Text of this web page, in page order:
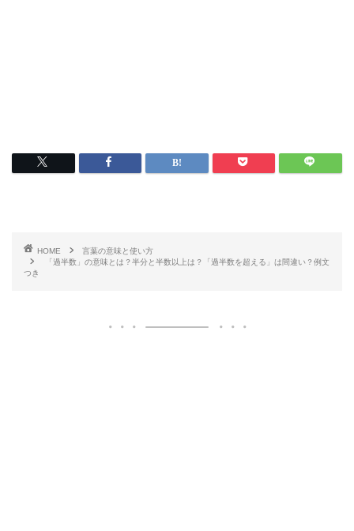
HOME
言葉の意味と使い方
「過半数」の意味とは？半分と半数以上は？「過半数を超える」は間違い？例文
つき